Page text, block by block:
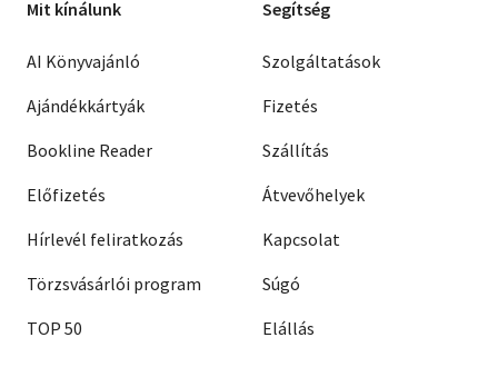
Mit kínálunk
AI Könyvajánló
Ajándékkártyák
Bookline Reader
Előfizetés
Hírlevél feliratkozás
Törzsvásárlói program
TOP 50
Segítség
Szolgáltatások
Fizetés
Szállítás
Átvevőhelyek
Kapcsolat
Súgó
Elállás